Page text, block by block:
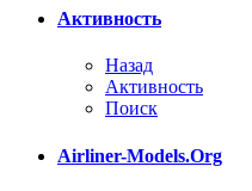
Активность
Назад
Активность
Поиск
Airliner-Models.Org